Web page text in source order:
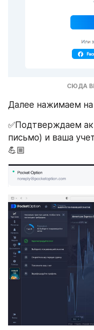
СЮДА
Далее нажимаем
✅Подтверждаем
письмо) и ваша
💪🏼